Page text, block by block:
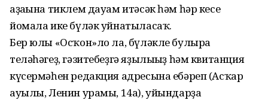
аҙағына тиклем дауам итәсәк һәм һәр кесе
йомала ике бүләк уйнатыласаҡ.
Бер юлы «Осҡон»ло ла, бүләкле булырға
теләһәгеҙ, гәзитебеҙгә яҙылығыҙ һәм квитанция
күсермәһен редакция адресына ебәреп (Асҡар
ауылы, Ленин урамы, 14а), уйындарҙа